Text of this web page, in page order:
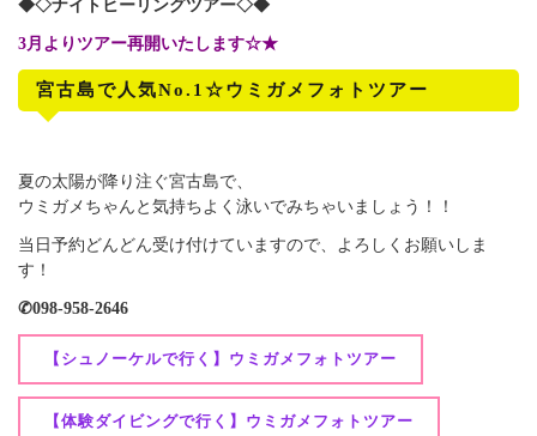
◆◇ナイトヒーリングツアー◇◆
3月よりツアー再開いたします☆★
宮古島で人気No.1☆ウミガメフォトツアー
夏の太陽が降り注ぐ宮古島で、
ウミガメちゃんと気持ちよく泳いでみちゃいましょう！！
当日予約どんどん受け付けていますので、よろしくお願いしま
す！
✆098-958-2646
【シュノーケルで行く】ウミガメフォトツアー
【体験ダイビングで行く】ウミガメフォトツアー